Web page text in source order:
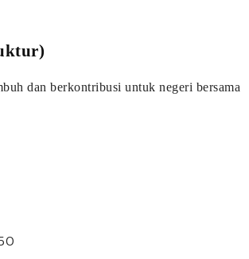
dan berkontribusi untuk negeri bersama